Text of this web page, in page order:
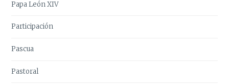
Papa León XIV
Participación
Pascua
Pastoral